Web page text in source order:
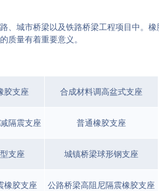
、城市桥梁以及铁路桥梁工程项目中。橡
质量有着重要意义。
胶支座 合成材料调高盆式支座
隔震支座 普通橡胶支座
支座 城镇桥梁球形钢支座
橡胶支座 公路桥梁高阻尼隔震橡胶支座